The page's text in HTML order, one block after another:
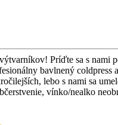
Príďte sa s
bavlnený coldpress
lebo s nami sa
vínko/nealko